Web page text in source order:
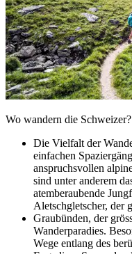
Wo wandern die Schweizer?
Die Vielfalt der
einfachen
anspruchsvollen
sind unter anderem
atemberaubende
Aletschgletscher, der
Graubünden, der
Wanderparadies.
Wege entlang des